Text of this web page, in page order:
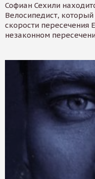
Софиан Сехили
Велосипедист,
скорости пересечения
незаконном